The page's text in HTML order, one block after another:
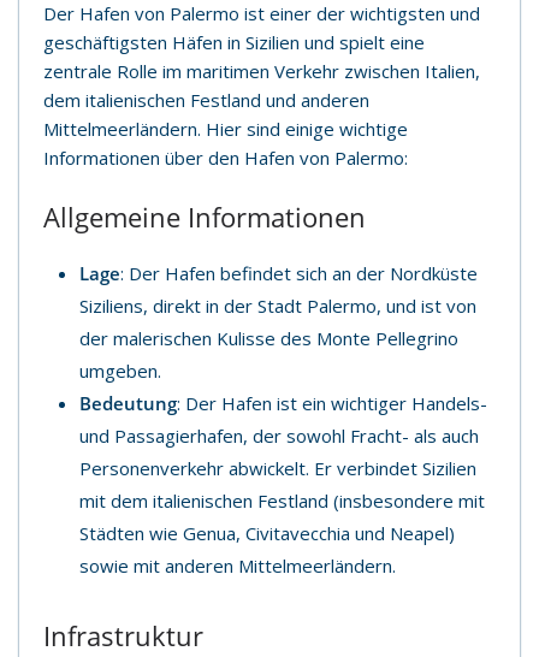
Der Hafen von Palermo ist einer der wichtigsten und
geschäftigsten Häfen in Sizilien und spielt eine
zentrale Rolle im maritimen Verkehr zwischen Italien,
dem italienischen Festland und anderen
Mittelmeerländern. Hier sind einige wichtige
Informationen über den Hafen von Palermo:
Allgemeine Informationen
Lage: Der Hafen befindet sich an der Nordküste
Siziliens, direkt in der Stadt Palermo, und ist von
der malerischen Kulisse des Monte Pellegrino
umgeben.
Bedeutung: Der Hafen ist ein wichtiger Handels-
und Passagierhafen, der sowohl Fracht- als auch
Personenverkehr abwickelt. Er verbindet Sizilien
mit dem italienischen Festland (insbesondere mit
Städten wie Genua, Civitavecchia und Neapel)
sowie mit anderen Mittelmeerländern.
Infrastruktur